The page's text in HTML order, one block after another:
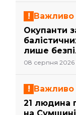
Важливо
Окупанти
лише
08 серпня 2026
Важливо
21 людина